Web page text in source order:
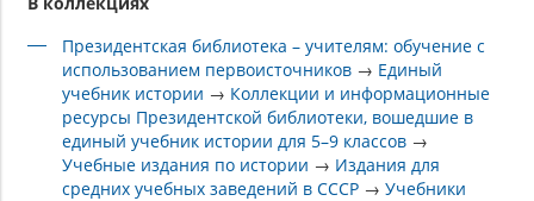
Президентская библиотека – учителям: обучение с
использованием первоисточников → Единый
учебник истории → Коллекции и информационные
ресурсы Президентской библиотеки, вошедшие в
единый учебник истории для 5–9 классов →
Учебные издания по истории → Издания для
средних учебных заведений в СССР →Учебники